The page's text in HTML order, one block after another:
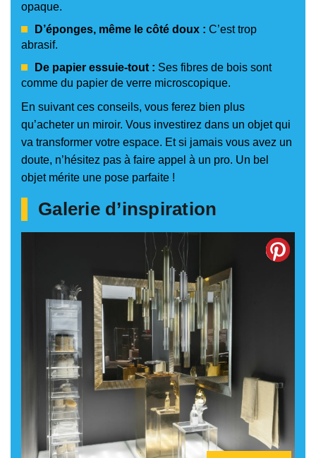
opaque.
D’éponges, même le côté doux : C’est trop
abrasif.
De papier essuie-tout : Ses fibres de bois sont
comme du papier de verre microscopique.
En suivant ces conseils, vous ferez bien plus
qu’acheter un miroir. Vous investirez dans un objet qui
va transformer votre espace. Et si jamais vous avez un
doute, n’hésitez pas à faire appel à un pro. Un bel
objet mérite une pose parfaite !
Galerie d’inspiration